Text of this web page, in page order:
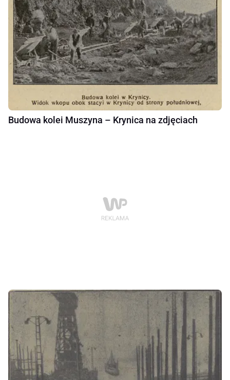
Budowa kolei Muszyna – Krynica na zdjęciach